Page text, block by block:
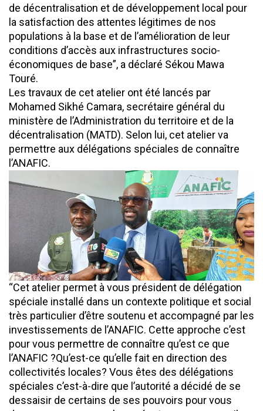
de décentralisation et de développement local pour
la satisfaction des attentes légitimes de nos
populations à la base et de l’amélioration de leur
conditions d’accès aux infrastructures socio-
économiques de base”, a déclaré Sékou Mawa
Touré.
Les travaux de cet atelier ont été lancés par
Mohamed Sikhé Camara, secrétaire général du
ministère de l’Administration du territoire et de la
décentralisation (MATD). Selon lui, cet atelier va
permettre aux délégations spéciales de connaître
l’ANAFIC.
“Cet atelier permet à vous président de délégation
spéciale installé dans un contexte politique et social
très particulier d’être soutenu et accompagné par les
investissements de l’ANAFIC. Cette approche c’est
pour vous permettre de connaître qu’est ce que
l’ANAFIC ?Qu’est-ce qu’elle fait en direction des
collectivités locales? Vous êtes des délégations
spéciales c’est-à-dire que l’autorité a décidé de se
dessaisir de certains de ses pouvoirs pour vous